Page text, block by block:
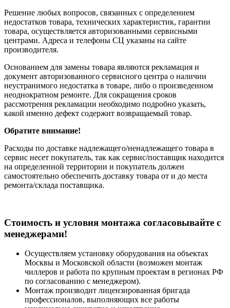
Решение любых вопросов, связанных с определением
недостатков товара, технических характеристик, гарантии
товара, осуществляется авторизованными сервисными
центрами. Адреса и телефоны СЦ указаны на сайте
производителя.
Основанием для замены товара являются рекламация и
документ авторизованного сервисного центра о наличии
неустранимого недостатка в товаре, либо о произведенном
неоднократном ремонте. Для сокращения сроков
рассмотрения рекламации необходимо подробно указать,
какой именно дефект содержит возвращаемый товар.
Обратите внимание!
Расходы по доставке надлежащего/ненадлежащего товара в
сервис несет покупатель, так как сервис/поставщик находится
на определенной территории и покупатель должен
самостоятельно обеспечить доставку товара от и до места
ремонта/склада поставщика.
Cтоимость и условия монтажа согласовывайте с
менеджерами!
Осуществляем установку оборудования на объектах
Москвы и Московской области (возможен монтаж
чиллеров и работа по крупным проектам в регионах РФ
по согласованию с менеджером).
Монтаж производит лицензированная бригада
профессионалов, выполняющих все работы